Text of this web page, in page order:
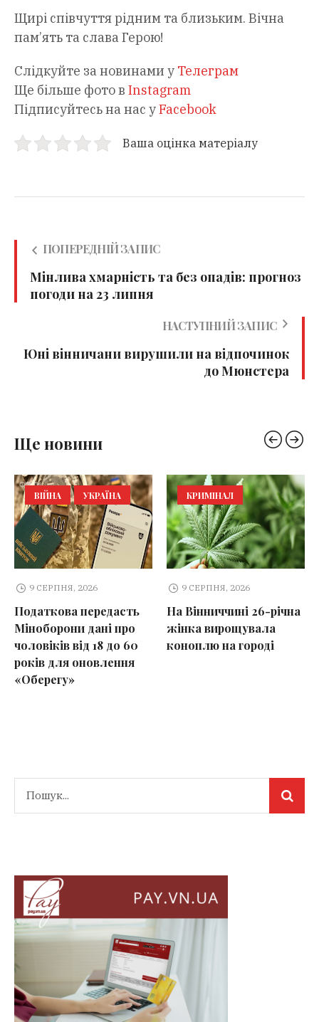
Щирі співчуття рідним та близьким. Вічна
пам’ять та слава Герою!
Слідкуйте за новинами у Телеграм
Ще більше фото в Instagram
Підписуйтесь на нас уFacebook
Ваша оцінка матеріалу
ПОПЕРЕДНІЙ ЗАПИС
Мінлива хмарність та без опадів: прогноз
погоди на 23 липня
НАСТУПНИЙ ЗАПИС
Юні вінничани вирушили на відпочинок
до Мюнстера
Ще новини
ВІЙНА УКРАЇНА
9 СЕРПНЯ, 2026
Податкова передасть
Міноборони дані про
чоловіків від 18 до 60
років для оновлення
«Оберегу»
КРИМІНАЛ
9 СЕРПНЯ, 2026
На Вінниччині 26-річна
жінка вирощувала
коноплю на городі